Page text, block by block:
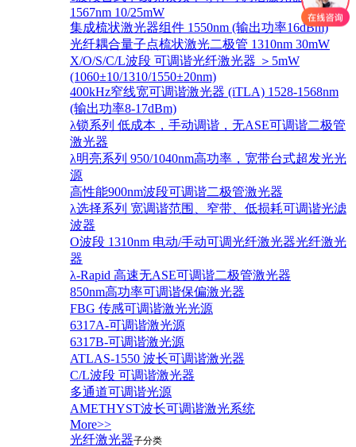
1567nm 10/25mW
集成梳状激光器组件 1550nm (输出功率16dBm)
光纤耦合量子点梳状激光二极管 1310nm 30mW
X/O/S/C/L波段 可调谐光纤激光器 ＞5mW
(1060±10/1310/1550±20nm)
400kHz窄线宽可调谐激光器 (iTLA) 1528-1568nm
(输出功率8-17dBm)
λ锁系列 低成本，手动调谐，无ASE可调谐二极管
激光器
λ明亮系列 950/1040nm高功率，宽带台式超发光光
源
高性能900nm波段可调谐二极管激光器
λ选择系列 宽调谐范围、窄带、低损耗可调谐光滤
波器
O波段 1310nm 电动/手动可调光纤激光器光纤激光
器
λ-Rapid 高速无ASE可调谐二极管激光器
850nm高功率可调谐保偏激光器
FBG 传感可调谐激光光源
6317A-可调谐激光源
6317B-可调谐激光源
ATLAS-1550 波长可调谐激光器
C/L波段 可调谐激光器
多通道可调谐光源
AMETHYST波长可调谐激光系统
More>>
光纤激光器子分类